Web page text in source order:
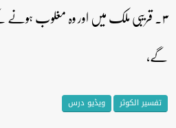
۳۔ قریبی ملک میں اور وہ مغلوب
گے،
تفسیر الکوثر ویڈیو درس